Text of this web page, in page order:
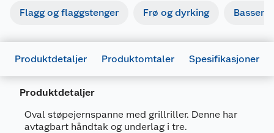
Flagg og flaggstenger Frø og dyrking Basseng
Produktdetaljer Produktomtaler Spesifikasjoner
Produktdetaljer
Oval støpejernspanne med grillriller. Denne har
avtagbart håndtak og underlag i tre.